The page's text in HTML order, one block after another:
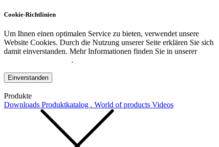
Cookie-Richtlinien
Um Ihnen einen optimalen Service zu bieten, verwendet unsere
Website Cookies. Durch die Nutzung unserer Seite erklären Sie sich
damit einverstanden. Mehr Informationen finden Sie in unserer
.
Einverstanden
Produkte
Downloads Produktkatalog . World of products Videos